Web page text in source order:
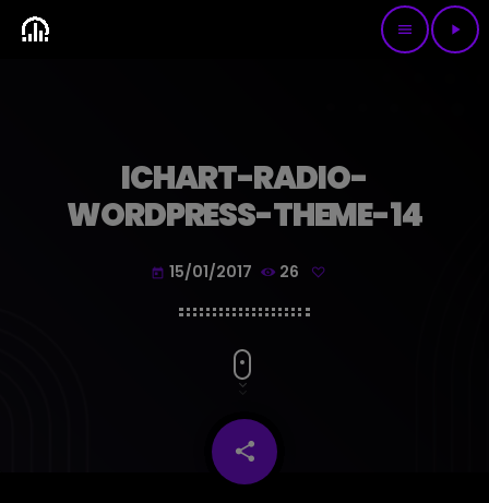
menu play_arrow
ICHART-RADIO-
WORDPRESS-THEME-14
today 15/01/2017 26
share
email